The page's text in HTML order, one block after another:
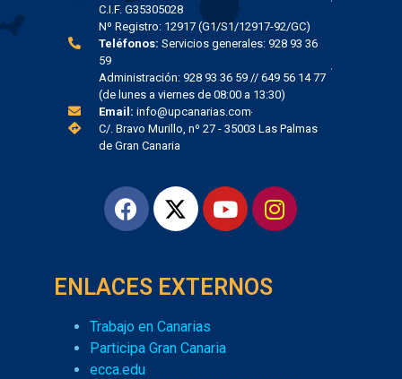
C.I.F. G35305028
Nº Registro: 12917 (G1/S1/12917-92/GC)
Teléfonos: Servicios generales: 928 93 36
59
Administración: 928 93 36 59 // 649 56 14 77
(de lunes a viernes de 08:00 a 13:30)
Email: info@upcanarias.com
C/. Bravo Murillo, nº 27 - 35003 Las Palmas
de Gran Canaria
ENLACES EXTERNOS
Trabajo en Canarias
Participa Gran Canaria
ecca.edu